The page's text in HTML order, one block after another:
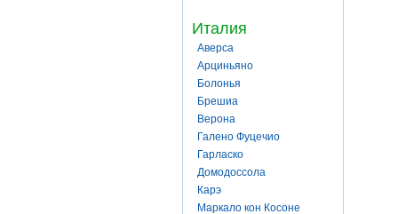
Италия
Аверса
Арциньяно
Болонья
Брешиа
Верона
Галено Фуцечио
Гарласко
Домодоссола
Карэ
Маркало кон Косоне